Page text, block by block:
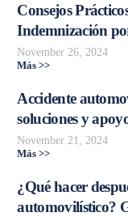
Consejos
Indemnización
November 26, 2024
Más >>
Accidente
soluciones y
November 21, 2024
Más >>
¿Qué hacer
automovilístico?